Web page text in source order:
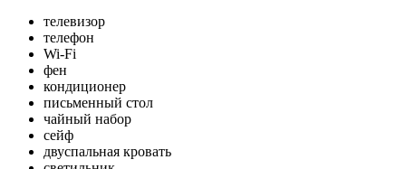
телевизор
телефон
Wi-Fi
фен
кондиционер
письменный стол
чайный набор
сейф
двуспальная кровать